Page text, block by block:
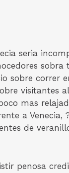
seri­a
sobra
sobre correr
visitantes
mas
a Venecia,
de
penosa